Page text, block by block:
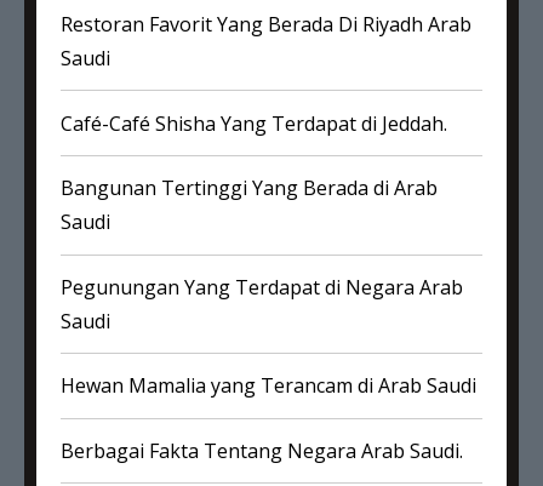
Restoran Favorit Yang Berada Di Riyadh Arab
Saudi
Café-Café Shisha Yang Terdapat di Jeddah.
Bangunan Tertinggi Yang Berada di Arab
Saudi
Pegunungan Yang Terdapat di Negara Arab
Saudi
Hewan Mamalia yang Terancam di Arab Saudi
Berbagai Fakta Tentang Negara Arab Saudi.